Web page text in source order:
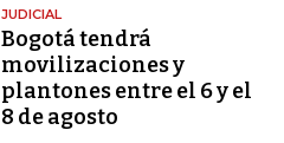
JUDICIAL
Bogotá tendrá
movilizaciones y
plantones entre el 6 y el
8 de agosto